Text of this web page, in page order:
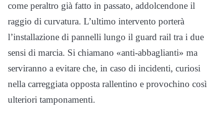
come peraltro già fatto in passato, addolcendone il
raggio di curvatura. L’ultimo intervento porterà
l’installazione di pannelli lungo il guard rail tra i due
sensi di marcia. Si chiamano «anti-abbaglianti» ma
serviranno a evitare che, in caso di incidenti, curiosi
nella carreggiata opposta rallentino e provochino così
ulteriori tamponamenti.